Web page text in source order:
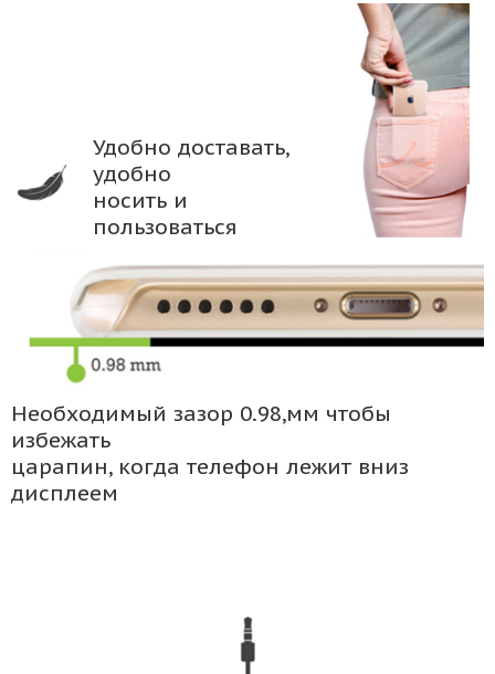
Удобно доставать,
удобно
носить и
пользоваться
Необходимый зазор 0.98,мм чтобы
избежать
царапин, когда телефон лежит вниз
дисплеем